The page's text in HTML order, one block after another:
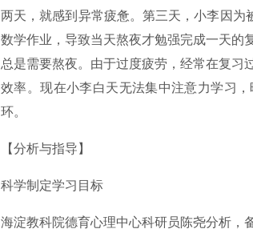
两天，就感到异常疲惫。第三天，小李因为
数学作业，导致当天熬夜才勉强完成一天的
总是需要熬夜。由于过度疲劳，经常在复习
效率。现在小李白天无法集中注意力学习
环。
【分析与指导】
科学制定学习目标
海淀教科院德育心理中心科研员陈尧分析，